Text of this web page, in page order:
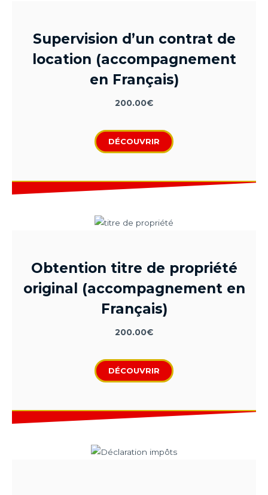
Supervision d’un contrat de
location (accompagnement
en Français)
200.00€
DÉCOUVRIR
Obtention titre de propriété
original (accompagnement en
Français)
200.00€
DÉCOUVRIR